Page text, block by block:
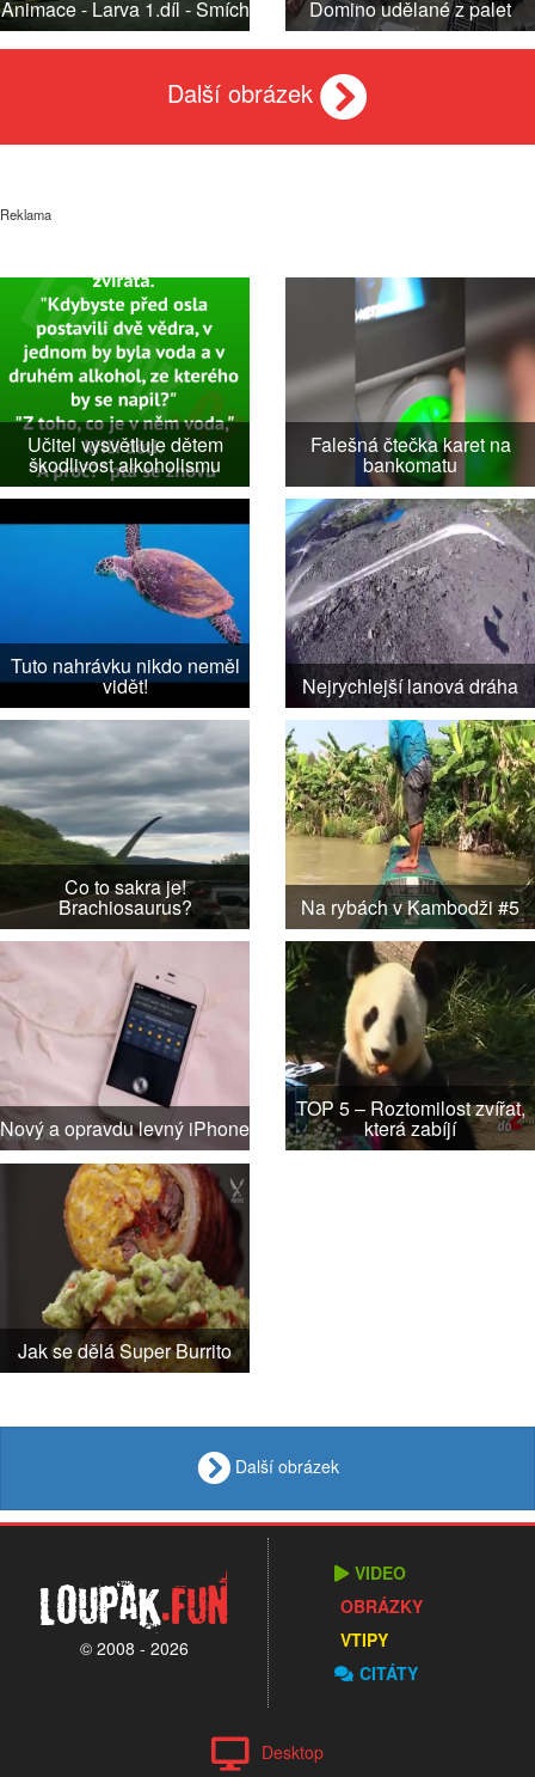
Animace - Larva 1.díl - Smích Domino udělané z palet
Další obrázek
Reklama
Učitel vysvětluje dětem
škodlivost alkoholismu
Falešná čtečka karet na
bankomatu
Tuto nahrávku nikdo neměl
vidět! Nejrychlejší lanová dráha
Co to sakra je!
Brachiosaurus? Na rybách v Kambodži #5
Nový a opravdu levný iPhone
TOP 5 – Roztomilost zvířat,
která zabíjí
Jak se dělá Super Burrito
Další obrázek
Loupak.fun
© 2008 - 2026
VIDEO
OBRÁZKY
VTIPY
CITÁTY
Desktop